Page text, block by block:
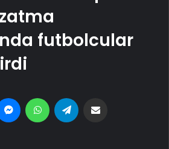
futbolcular
MessengerWhatsApp